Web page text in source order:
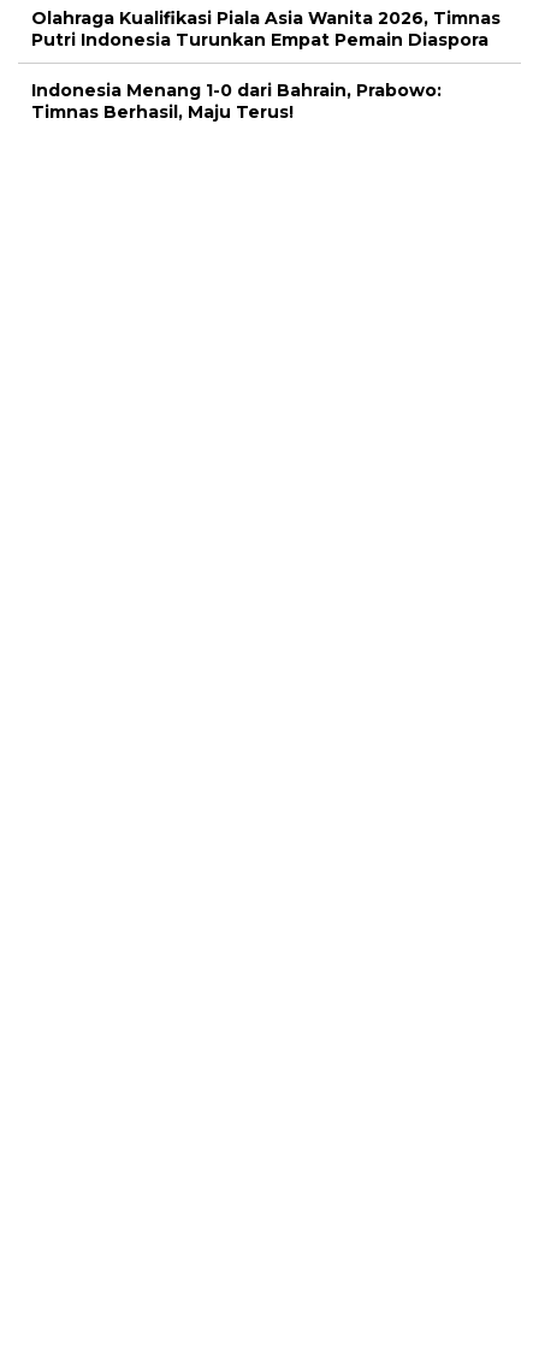
Olahraga Kualifikasi Piala Asia Wanita 2026, Timnas
Putri Indonesia Turunkan Empat Pemain Diaspora
Indonesia Menang 1-0 dari Bahrain, Prabowo:
Timnas Berhasil, Maju Terus!